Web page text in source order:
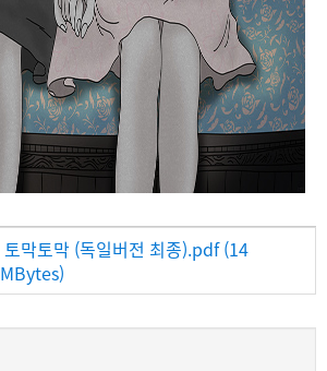
토막토막 (독일버전 최종).pdf (14
MBytes)